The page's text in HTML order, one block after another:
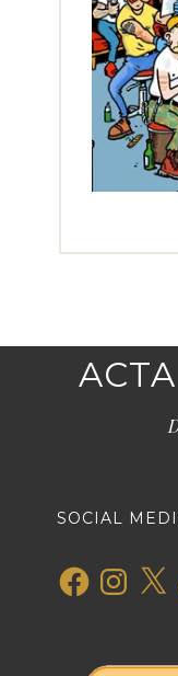
SOCIAL
FacebookInstagram
X